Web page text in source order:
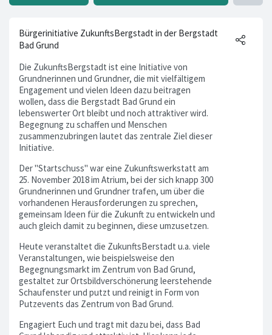
Bürgerinitiative ZukunftsBergstadt in der Bergstadt
Bad Grund
Die ZukunftsBergstadt ist eine Initiative von
Grundnerinnen und Grundner, die mit vielfältigem
Engagement und vielen Ideen dazu beitragen
wollen, dass die Bergstadt Bad Grund ein
lebenswerter Ort bleibt und noch attraktiver wird.
Begegnung zu schaffen und Menschen
zusammenzubringen lautet das zentrale Ziel dieser
Initiative.
Der "Startschuss" war eine Zukunftswerkstatt am
25. November 2018 im Atrium, bei der sich knapp 300
Grundnerinnen und Grundner trafen, um über die
vorhandenen Herausforderungen zu sprechen,
gemeinsam Ideen für die Zukunft zu entwickeln und
auch gleich damit zu beginnen, diese umzusetzen.
Heute veranstaltet die ZukunftsBerstadt u.a. viele
Veranstaltungen, wie beispielsweise den
Begegnungsmarkt im Zentrum von Bad Grund,
gestaltet zur Ortsbildverschönerung leerstehende
Schaufenster und putzt und reinigt in Form von
Putzevents das Zentrum von Bad Grund.
Engagiert Euch und tragt mit dazu bei, dass Bad